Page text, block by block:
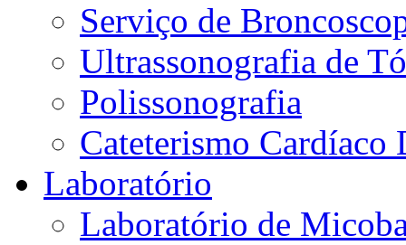
Serviço de
Ultrassonografia de
Polissonografia
Cateterismo Cardíaco
Laboratório
Laboratório de